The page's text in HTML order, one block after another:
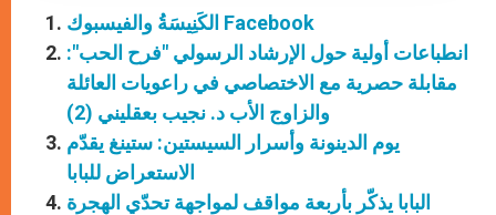
الكَنِيسَةُ والفيسبوك Facebook
انطباعات أولية حول الإرشاد الرسولي "فرح الحب":
مقابلة حصرية مع الاختصاصي في راعويات العائلة
والزاوج الأب د. نجيب بعقليني (2)
يوم الدينونة وأسرار السيستين: ستينغ يقدّم
الاستعراض للبابا
البابا يذكّر بأربعة مواقف لمواجهة تحدّي الهجرة